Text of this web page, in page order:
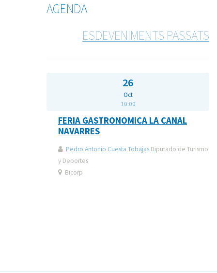
AGENDA
ESDEVENIMENTS PASSATS
26
Oct
10:00
FERIA GASTRONOMICA LA CANAL
NAVARRES
Pedro Antonio Cuesta Tobajas Diputado de Turismo
y Deportes
Bicorp